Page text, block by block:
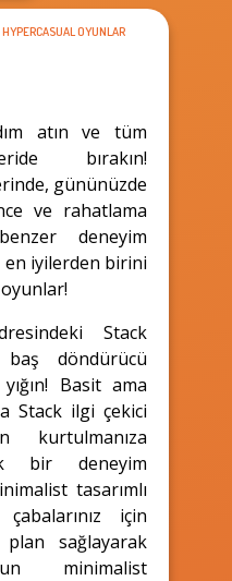
HYPERCASUAL OYUNLAR
atın ve tüm
bırakın!
gününüzde
ve rahatlama
deneyim
iyilerden birini
Stack
döndürücü
Basit ama
Stack ilgi çekici
kurtulmanıza
bir deneyim
tasarımlı
için
sağlayarak
minimalist